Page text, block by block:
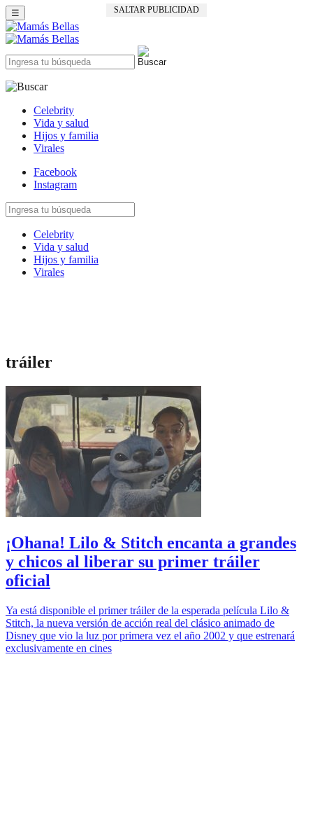
SALTAR PUBLICIDAD
☰
Celebrity
Vida y salud
Hijos y familia
Virales
Facebook
Instagram
Celebrity
Vida y salud
Hijos y familia
Virales
tráiler
¡Ohana! Lilo & Stitch encanta a grandes
y chicos al liberar su primer tráiler
oficial
Ya está disponible el primer tráiler de la esperada película Lilo &
Stitch, la nueva versión de acción real del clásico animado de
Disney que vio la luz por primera vez el año 2002 y que estrenará
exclusivamente en cines